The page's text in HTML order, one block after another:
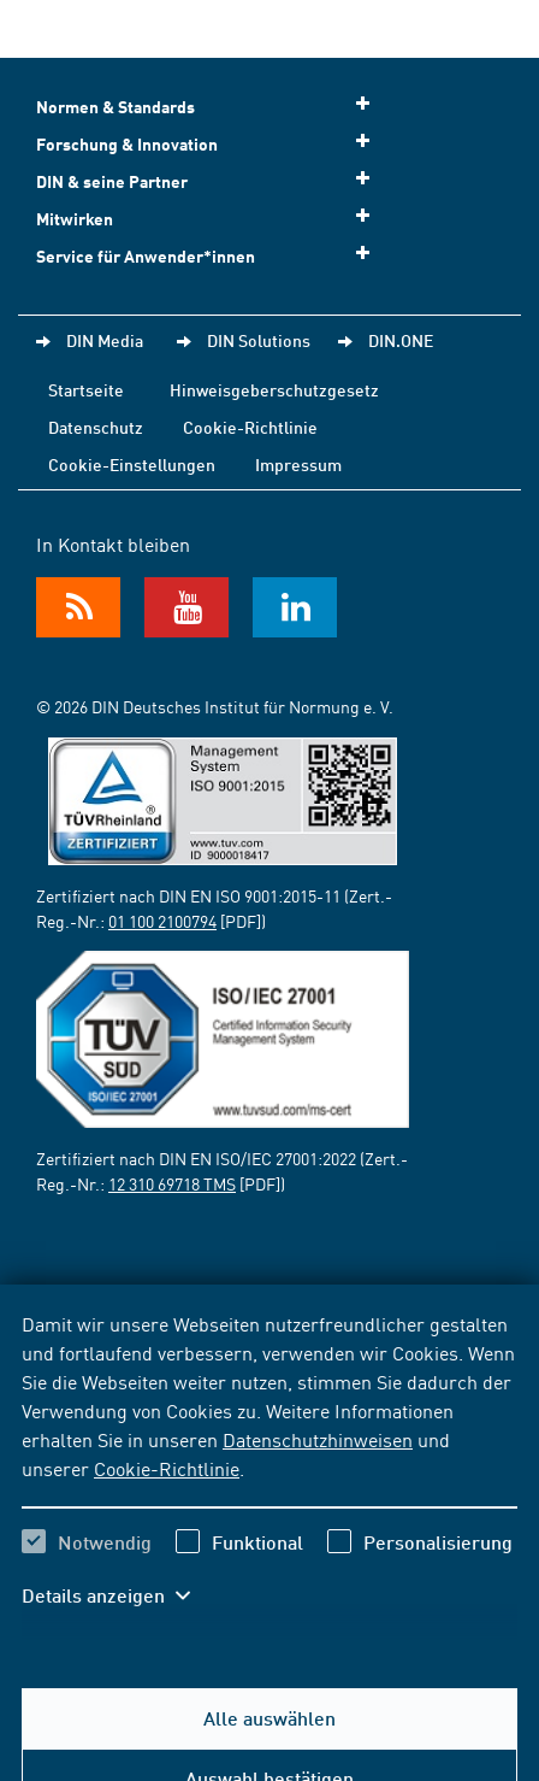
Damit wir unsere Webseiten nutzerfreundlicher gestalten
und fortlaufend verbessern, verwenden wir Cookies. Wenn
Sie die Webseiten weiter nutzen, stimmen Sie dadurch der
Verwendung von Cookies zu. Weitere Informationen
erhalten Sie in unseren Datenschutzhinweisen und
unserer Cookie-Richtlinie
Notwendig Funktional Personalisierung
Details anzeigen
Alle auswählen
Normen & Standards
Forschung & Innovation
DIN & seine Partner
Mitwirken
Service für Anwender*innen
DIN Media DIN Solutions DIN.ONE
Startseite
Hinweisgeberschutzgesetz
Datenschutz
Cookie-Richtlinie
Cookie-Einstellungen
Impressum
In Kontakt bleiben
© 2026 DIN Deutsches Institut für Normung e. V.
Zertifiziert nach DIN EN ISO 9001:2015-11 (Zert.-
Reg.-Nr.: 01 100 2100794 [PDF])
Zertifiziert nach DIN EN ISO/IEC 27001:2022 (Zert.-
Reg.-Nr.: 12 310 69718 TMS [PDF])